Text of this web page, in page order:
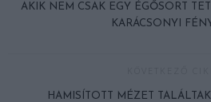
AKIK NEM CSAK EGY ÉGŐSORT
KARÁCSONYI
HAMISÍTOTT MÉZET